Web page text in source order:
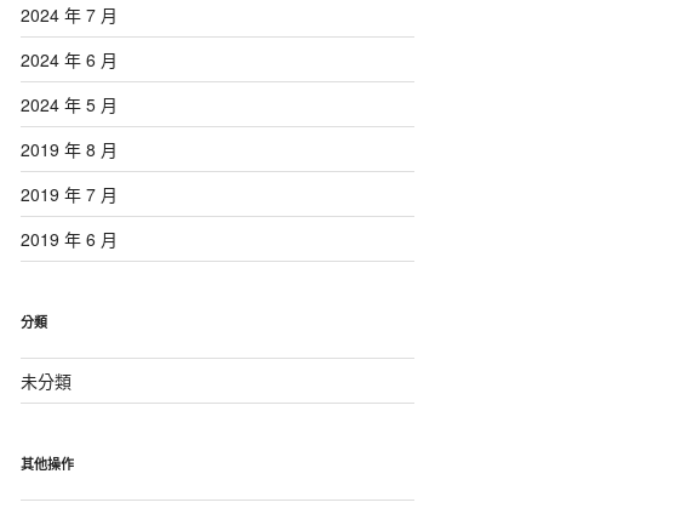
2024 年 7 月
2024 年 6 月
2024 年 5 月
2019 年 8 月
2019 年 7 月
2019 年 6 月
分類
未分類
其他操作